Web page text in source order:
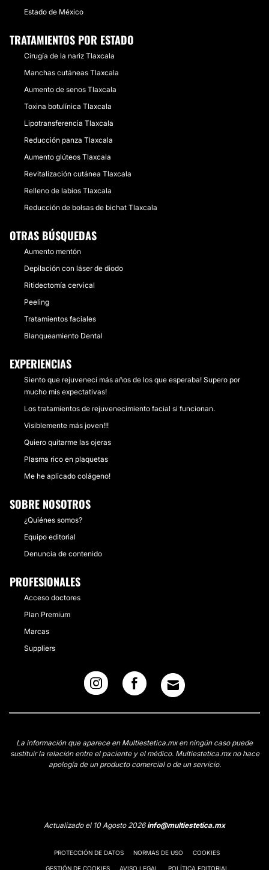
Estado de México
TRATAMIENTOS POR ESTADO
Cirugía de la nariz Tlaxcala
Manchas cutáneas Tlaxcala
Aumento de senos Tlaxcala
Toxina botulínica Tlaxcala
Lipotransferencia Tlaxcala
Reducción panza Tlaxcala
Aumento glúteos Tlaxcala
Revitalización cutánea Tlaxcala
Relleno de labios Tlaxcala
Reducción de bolsas de bichat Tlaxcala
OTRAS BÚSQUEDAS
Aumento mentón
Depilación con láser de diodo
Ritidectomía cervical
Peeling
Tratamientos faciales
Blanqueamiento Dental
EXPERIENCIAS
Siento que rejuvenecí más años de los que esperaba! Supero por
mucho mis expectativas!
Los tratamientos de rejuvenecimiento facial si funcionan.
Visiblemente más joven!!!
Quiero quitarme las ojeras
Plasma rico en plaquetas
Me he aplicado colágeno!
SOBRE NOSOTROS
¿Quiénes somos?
Equipo editorial
Denuncia de contenido
PROFESIONALES
Acceso doctores
Plan Premium
Marcas
Suppliers
La información que aparece en Multiestetica.mx en ningún caso puede
sustituir la relación entre el paciente y el médico. Multiestetica.mx no hace
apología de un producto comercial o de un servicio.
Actualizado el 10 Agosto 2026info@multiestetica.mx
PROTECCIÓN DE DATOS NORMAS DE USO COOKIES
GESTIÓN DE COOKIES AVISO LEGAL POLÍTICA EDITORIAL